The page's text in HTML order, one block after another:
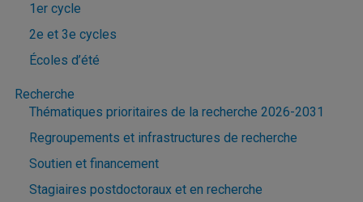
1er cycle
2e et 3e cycles
Écoles d’été
Recherche
Thématiques prioritaires de la recherche 2026-2031
Regroupements et infrastructures de recherche
Soutien et financement
Stagiaires postdoctoraux et en recherche